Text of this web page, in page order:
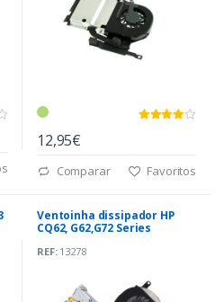
12,95€
Comparar Favoritos
Ventoinha dissipador HP
CQ62, G62,G72 Series
REF:13278